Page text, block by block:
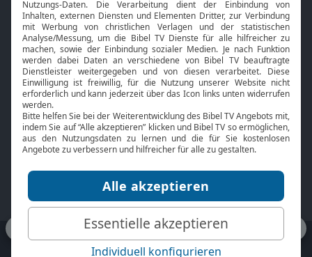
HbbTV
Bibelthek Online-Bibel
Nächster Gottesdienst
Bibel TV
Über uns
Jobs
Mediadaten
Service
Kontakt
TV-Empfang
bibeltv.de: Impressum
Datenschutz
Nutzungsbedingungen
Fakten Bibel TV App